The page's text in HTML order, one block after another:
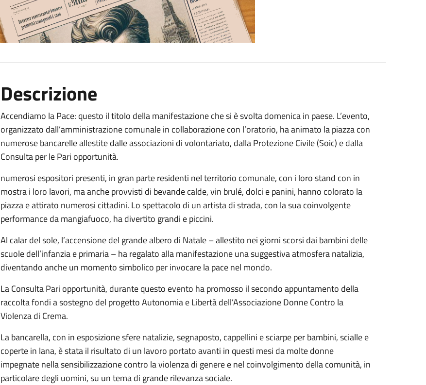
Descrizione
Accendiamo la Pace: questo il titolo della manifestazione che si è svolta domenica in paese. L’evento,
organizzato dall’amministrazione comunale in collaborazione con l’oratorio, ha animato la piazza con
numerose bancarelle allestite dalle associazioni di volontariato, dalla Protezione Civile (Soic) e dalla
Consulta per le Pari opportunità.
numerosi espositori presenti, in gran parte residenti nel territorio comunale, con i loro stand con in
mostra i loro lavori, ma anche provvisti di bevande calde, vin brulé, dolci e panini, hanno colorato la
piazza e attirato numerosi cittadini. Lo spettacolo di un artista di strada, con la sua coinvolgente
performance da mangiafuoco, ha divertito grandi e piccini.
Al calar del sole, l’accensione del grande albero di Natale – allestito nei giorni scorsi dai bambini delle
scuole dell’infanzia e primaria – ha regalato alla manifestazione una suggestiva atmosfera natalizia,
diventando anche un momento simbolico per invocare la pace nel mondo.
La Consulta Pari opportunità, durante questo evento ha promosso il secondo appuntamento della
raccolta fondi a sostegno del progetto Autonomia e Libertà dell’Associazione Donne Contro la
Violenza di Crema.
La bancarella, con in esposizione sfere natalizie, segnaposto, cappellini e sciarpe per bambini, scialle e
coperte in lana, è stata il risultato di un lavoro portato avanti in questi mesi da molte donne
impegnate nella sensibilizzazione contro la violenza di genere e nel coinvolgimento della comunità, in
particolare degli uomini, su un tema di grande rilevanza sociale.